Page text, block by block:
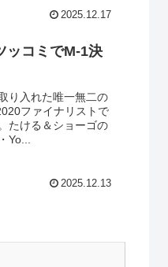
2025.12.17
ッコミでM-1決
り入れた唯一無二の
ファイナリストで
たける＆ショーゴの
Yo...
2025.12.13